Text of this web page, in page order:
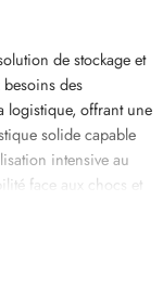
de stockage et
des
logistique, offrant une
solide capable
intensive au
face aux chocs et
un rangement
elle garantit